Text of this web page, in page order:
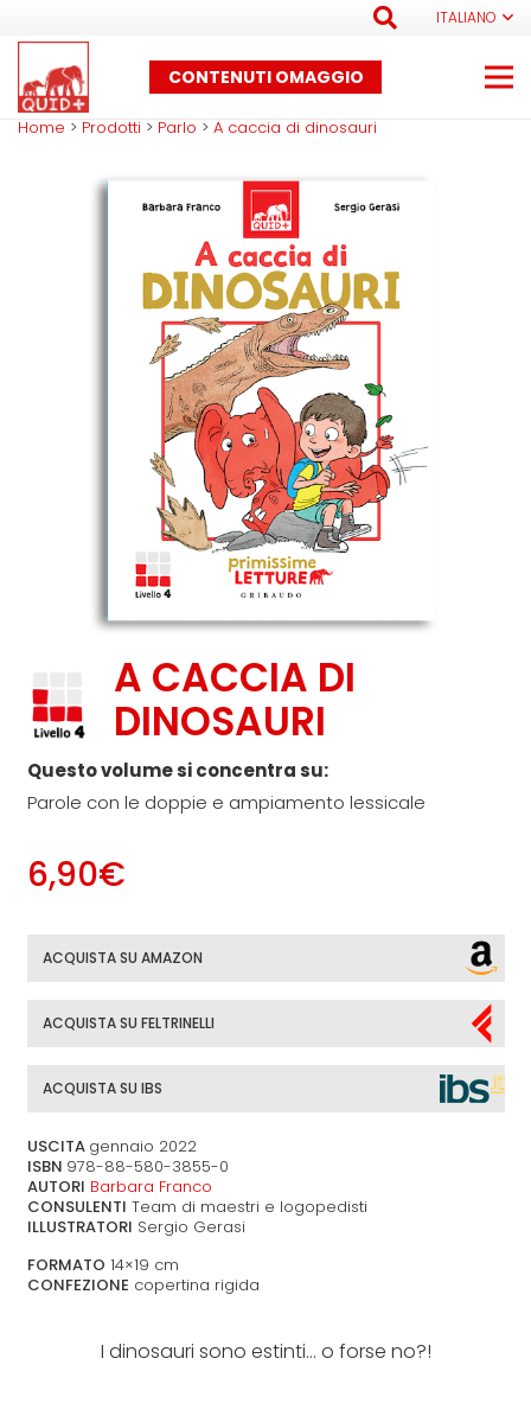
ITALIANO
CONTENUTI OMAGGIO
Home > Prodotti > Parlo > A caccia di dinosauri
A CACCIA DI
DINOSAURI
Questo volume si concentra su:
Parole con le doppie e ampiamento lessicale
6,90€
ACQUISTA SU AMAZON
ACQUISTA SU FELTRINELLI
ACQUISTA SU IBS
USCITA gennaio 2022
ISBN 978-88-580-3855-0
AUTORI Barbara Franco
CONSULENTI Team di maestri e logopedisti
ILLUSTRATORI Sergio Gerasi
FORMATO 14×19 cm
CONFEZIONE copertina rigida
I dinosauri sono estinti… o forse no?!